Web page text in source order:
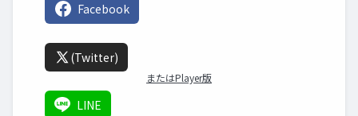
Facebook
(Twitter)
またはPlayer版
LINE